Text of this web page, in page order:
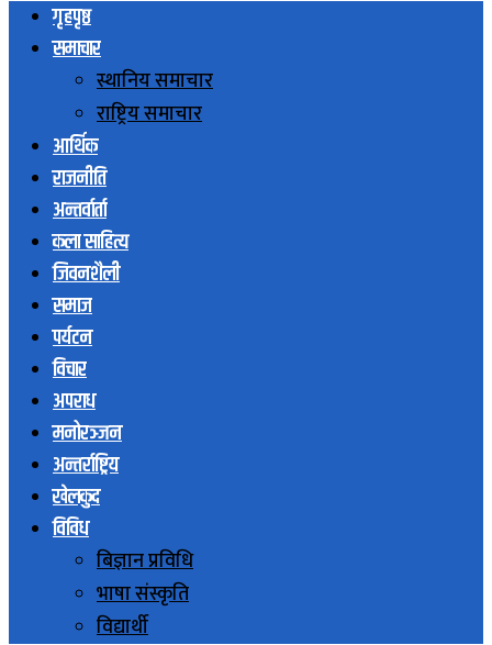
गृहपृष्ठ
समाचार
स्थानिय समाचार
राष्ट्रिय समाचार
आर्थिक
राजनीति
अन्तर्वार्ता
कला साहित्य
जिवनशैली
समाज
पर्यटन
विचार
अपराध
मनोरञ्जन
अन्तर्राष्ट्रिय
खेलकुद
विविध
बिज्ञान प्रविधि
भाषा संस्कृति
विद्यार्थी